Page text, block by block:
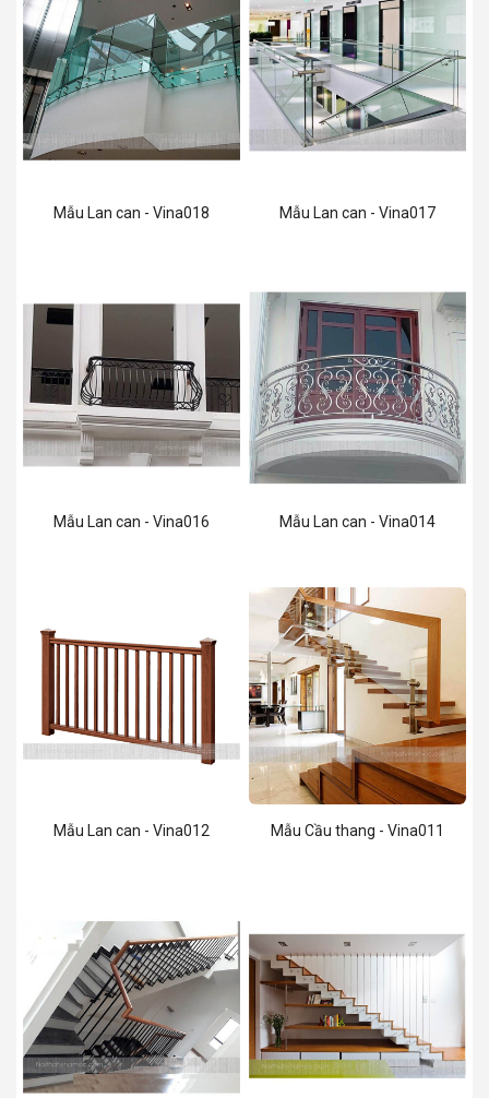
Mẫu Lan can - Vina018 Mẫu Lan can - Vina017
Mẫu Lan can - Vina016 Mẫu Lan can - Vina014
Mẫu Lan can - Vina012 Mẫu Cầu thang - Vina011